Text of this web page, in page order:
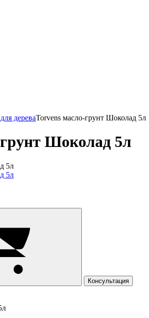
дереваTorvens масло-грунт Шоколад 5л
Шоколад 5л
Консультация